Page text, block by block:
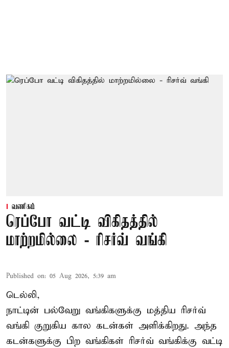
வணிகம்
ரெப்போ வட்டி விகிதத்தில்
மாற்றமில்லை - ரிசர்வ் வங்கி
Published on: 05 Aug 2026, 5:39 am
டெல்லி,
நாட்டின் பல்வேறு வங்கிகளுக்கு மத்திய ரிசர்வ்
வங்கி குறுகிய கால கடன்கள் அளிக்கிறது. அந்த
கடன்களுக்கு பிற வங்கிகள் ரிசர்வ் வங்கிக்கு வட்டி